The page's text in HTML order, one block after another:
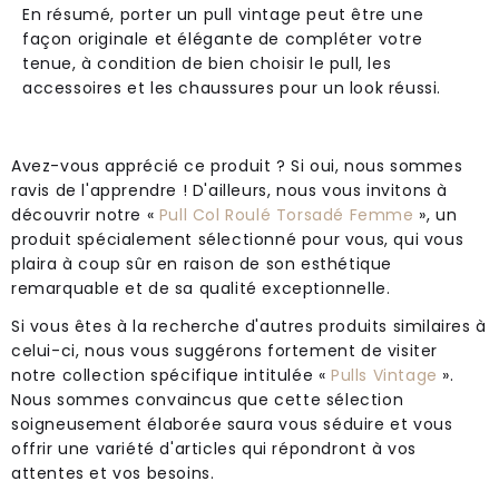
En résumé, porter un pull vintage peut être une
façon originale et élégante de compléter votre
tenue, à condition de bien choisir le pull, les
accessoires et les chaussures pour un look réussi.
Avez-vous apprécié ce produit ? Si oui, nous sommes
ravis de l'apprendre ! D'ailleurs, nous vous invitons à
découvrir notre « Pull Col Roulé Torsadé Femme », un
produit spécialement sélectionné pour vous, qui vous
plaira à coup sûr en raison de son esthétique
remarquable et de sa qualité exceptionnelle.
Si vous êtes à la recherche d'autres produits similaires à
celui-ci, nous vous suggérons fortement de visiter
notre collection spécifique intitulée «Pulls Vintage ».
Nous sommes convaincus que cette sélection
soigneusement élaborée saura vous séduire et vous
offrir une variété d'articles qui répondront à vos
attentes et vos besoins.